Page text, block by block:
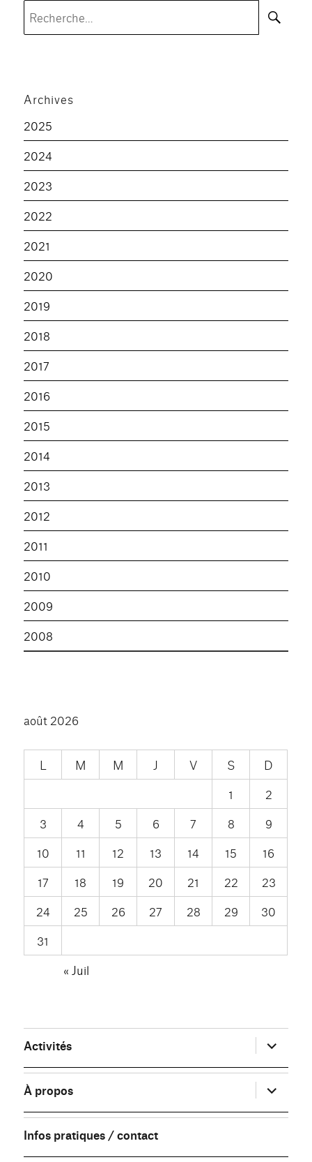
Archives
2025
2024
2023
2022
2021
2020
2019
2018
2017
2016
2015
2014
2013
2012
2011
2010
2009
2008
août 2026
L M M J V S
D
1
2
3
4 5 6 7 8
9
10
11 12 13 14 15
16
17
18 19 20 21 22
23
24
25 26 27 28 29
30
31
« Juil
Activités ouvrir
le
sous-
menu
À propos
ouvrir
le
sous-
menu
Infos pratiques / contact